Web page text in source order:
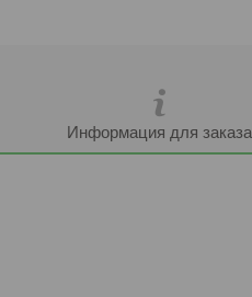
Информация для заказа